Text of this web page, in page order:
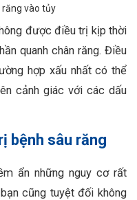
răng vào tủy
được điều trị kịp thời
quanh chân răng. Điều
hợp xấu nhất có thể
cảnh giác với các dấu
bệnh sâu răng
ẩn những nguy cơ rất
cũng tuyệt đối không